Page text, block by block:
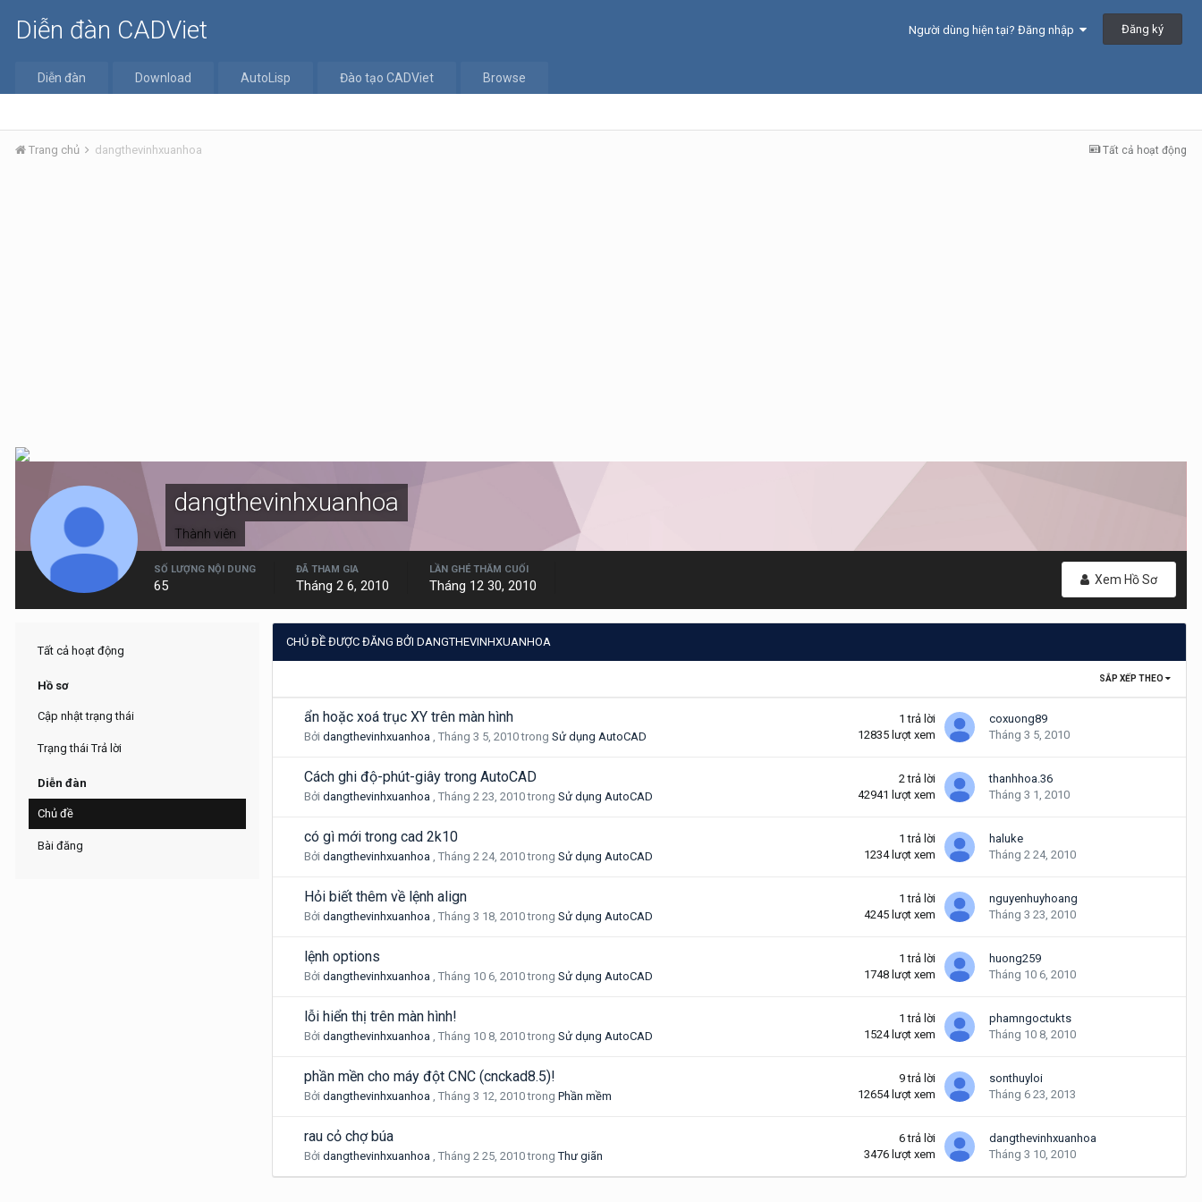
Diễn đàn CADViet Người dùng hiện tại? Đăng nhập Đăng ký
Diễn đàn Download AutoLisp Đào tạo CADViet Browse
Tất cả hoạt động
Trang chủ dangthevinhxuanhoa
dangthevinhxuanhoa
Thành viên
Xem Hồ Sơ
SỐ LƯỢNG NỘI DUNG
65
ĐÃ THAM GIA
Tháng 2 6, 2010
LẦN GHÉ THĂM CUỐI
Tháng 12 30, 2010
Tất cả hoạt động
Hồ sơ
Cập nhật trạng thái
Trạng thái Trả lời
Diễn đàn
Chủ đề
Bài đăng
CHỦ ĐỀ ĐƯỢC ĐĂNG BỞI DANGTHEVINHXUANHOA
SẮP XẾP THEO
ẩn hoặc xoá trục XY trên màn hình
Bởi dangthevinhxuanhoa , Tháng 3 5, 2010trong Sử dụng AutoCAD
1 trả lời
12835 lượt xem
coxuong89
Tháng 3 5, 2010
Cách ghi độ-phút-giây trong AutoCAD
Bởi dangthevinhxuanhoa , Tháng 2 23, 2010trong Sử dụng AutoCAD
2 trả lời
42941 lượt xem
thanhhoa.36
Tháng 3 1, 2010
có gì mới trong cad 2k10
Bởi dangthevinhxuanhoa , Tháng 2 24, 2010trong Sử dụng AutoCAD
1 trả lời
1234 lượt xem
haluke
Tháng 2 24, 2010
Hỏi biết thêm về lệnh align
Bởi dangthevinhxuanhoa , Tháng 3 18, 2010trong Sử dụng AutoCAD
1 trả lời
4245 lượt xem
nguyenhuyhoang
Tháng 3 23, 2010
lệnh options
Bởi dangthevinhxuanhoa , Tháng 10 6, 2010trong Sử dụng AutoCAD
1 trả lời
1748 lượt xem
huong259
Tháng 10 6, 2010
lỗi hiển thị trên màn hình!
Bởi dangthevinhxuanhoa , Tháng 10 8, 2010trong Sử dụng AutoCAD
1 trả lời
1524 lượt xem
phamngoctukts
Tháng 10 8, 2010
phần mền cho máy đột CNC (cnckad8.5)!
Bởi dangthevinhxuanhoa , Tháng 3 12, 2010trong Phần mềm
9 trả lời
12654 lượt xem
sonthuyloi
Tháng 6 23, 2013
rau cỏ chợ búa
Bởi dangthevinhxuanhoa , Tháng 2 25, 2010trongThư giãn
6 trả lời
3476 lượt xem
dangthevinhxuanhoa
Tháng 3 10, 2010